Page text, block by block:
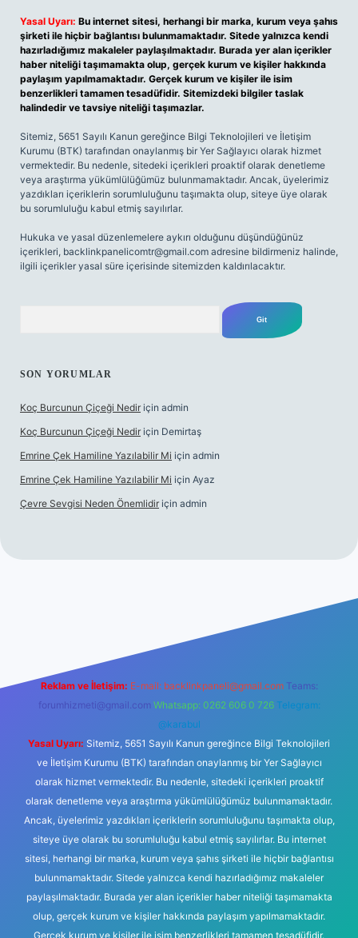
Yasal Uyarı: Bu internet sitesi, herhangi bir marka, kurum veya şahıs
şirketi ile hiçbir bağlantısı bulunmamaktadır. Sitede yalnızca kendi
hazırladığımız makaleler paylaşılmaktadır. Burada yer alan içerikler
haber niteliği taşımamakta olup, gerçek kurum ve kişiler hakkında
paylaşım yapılmamaktadır. Gerçek kurum ve kişiler ile isim
benzerlikleri tamamen tesadüfidir. Sitemizdeki bilgiler taslak
halindedir ve tavsiye niteliği taşımazlar.
Sitemiz, 5651 Sayılı Kanun gereğince Bilgi Teknolojileri ve İletişim
Kurumu (BTK) tarafından onaylanmış bir Yer Sağlayıcı olarak hizmet
vermektedir. Bu nedenle, sitedeki içerikleri proaktif olarak denetleme
veya araştırma yükümlülüğümüz bulunmamaktadır. Ancak, üyelerimiz
yazdıkları içeriklerin sorumluluğunu taşımakta olup, siteye üye olarak
bu sorumluluğu kabul etmiş sayılırlar.
Hukuka ve yasal düzenlemelere aykırı olduğunu düşündüğünüz
içerikleri, backlinkpanelicomtr@gmail.com adresine bildirmeniz halinde,
ilgili içerikler yasal süre içerisinde sitemizden kaldırılacaktır.
SON YORUMLAR
Koç Burcunun Çiçeği Nedir için admin
Koç Burcunun Çiçeği Nedir için Demirtaş
Emrine Çek Hamiline Yazılabilir Mi için admin
Emrine Çek Hamiline Yazılabilir Mi için Ayaz
Çevre Sevgisi Neden Önemlidir için admin
Reklam ve İletişim: E-mail: backlinkpaneli@gmail.com Teams:
forumhizmeti@gmail.com Whatsapp: 0262 606 0 726 Telegram:
@karabul
Yasal Uyarı: Sitemiz, 5651 Sayılı Kanun gereğince Bilgi Teknolojileri
ve İletişim Kurumu (BTK) tarafından onaylanmış bir Yer Sağlayıcı
olarak hizmet vermektedir. Bu nedenle, sitedeki içerikleri proaktif
olarak denetleme veya araştırma yükümlülüğümüz bulunmamaktadır.
Ancak, üyelerimiz yazdıkları içeriklerin sorumluluğunu taşımakta olup,
siteye üye olarak bu sorumluluğu kabul etmiş sayılırlar. Bu internet
sitesi, herhangi bir marka, kurum veya şahıs şirketi ile hiçbir bağlantısı
bulunmamaktadır. Sitede yalnızca kendi hazırladığımız makaleler
paylaşılmaktadır. Burada yer alan içerikler haber niteliği taşımamakta
olup, gerçek kurum ve kişiler hakkında paylaşım yapılmamaktadır.
Gerçek kurum ve kişiler ile isim benzerlikleri tamamen tesadüfidir.